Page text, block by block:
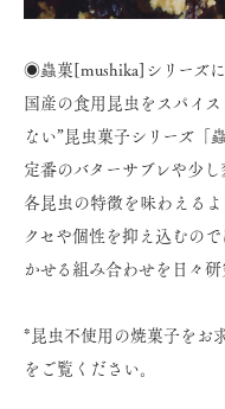
◉蟲菓[mushika]シリーズ
国産の食用昆虫をスパイ
ない”昆虫菓子シリーズ「
定番のバターサブレや少
各昆虫の特徴を味わえるよ
クセや個性を抑え込むの
かせる組み合わせを日々研
*昆虫不使用の焼菓子をお
をご覧ください。